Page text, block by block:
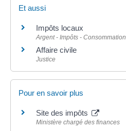
Et aussi
Impôts locaux
Argent - Impôts - Consommation
Affaire civile
Justice
Pour en savoir plus
Site des impôts
Ministère chargé des finances